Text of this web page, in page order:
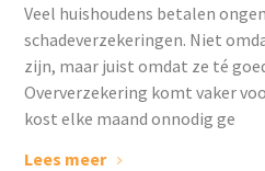
Veel huishoudens betalen
schadeverzekeringen. Niet
zijn, maar juist omdat ze té
Oververzekering komt vaker
kost elke maand onnodig ge
Lees meer